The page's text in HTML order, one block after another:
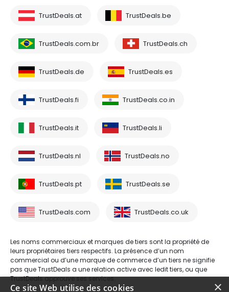
TrustDeals.at TrustDeals.be
TrustDeals.com.br TrustDeals.ch
TrustDeals.de TrustDeals.es
TrustDeals.fi TrustDeals.co.in
TrustDeals.it TrustDeals.li
TrustDeals.nl TrustDeals.no
TrustDeals.pt TrustDeals.se
TrustDeals.com TrustDeals.co.uk
Les noms commerciaux et marques de tiers sont la propriété de
leurs propriétaires tiers respectifs. La présence d’un nom
commercial ou d’une marque de commerce d’un tiers ne signifie
pas que TrustDeals a une relation active avec ledit tiers, ou que
TrustDeals approuve ses services.
×
Ce site Web utilise des cookies